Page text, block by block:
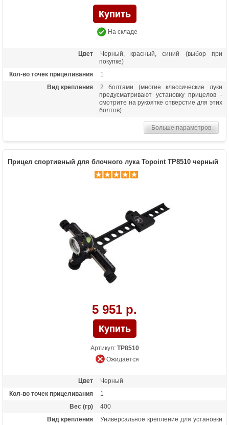
На складе
Цвет
Черный, красный, синий (выбор при
покупке)
Кол-во точек прицеливания
1
Вид крепления
2 болтами (многие классические луки
предусматривают установку прицелов -
смотрите на рукоятке отверстие для этих
болтов)
Алюминий и пластик
Регулировка по вертикали, горизонтали и
выноса ближе/дальше, диаметр скопа 7
мм, быстросъемное крепление
Больше параметров
Прицел спортивный для блочного лука Topoint TP8510 черный
5 951 р.
Артикул: TP8510
Ожидается
Цвет
Черный
Кол-во точек прицеливания
1
Вес (гр)
400
Вид крепления
Универсальное крепление для установки